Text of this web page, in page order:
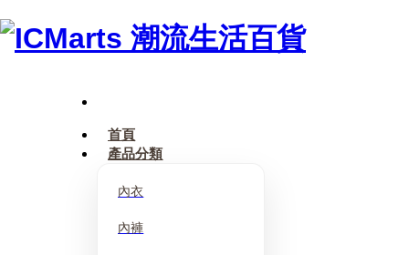
首頁
產品分類
內衣
內褲